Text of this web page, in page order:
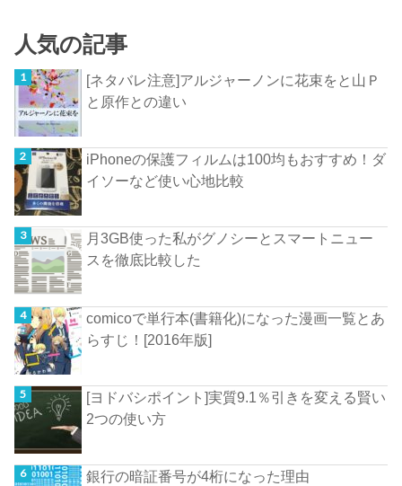
人気の記事
[ネタバレ注意]アルジャーノンに花束をと山Ｐ
と原作との違い
iPhoneの保護フィルムは100均もおすすめ！ダ
イソーなど使い心地比較
月3GB使った私がグノシーとスマートニュー
スを徹底比較した
comicoで単行本(書籍化)になった漫画一覧とあ
らすじ！[2016年版]
[ヨドバシポイント]実質9.1％引きを変える賢い
2つの使い方
銀行の暗証番号が4桁になった理由